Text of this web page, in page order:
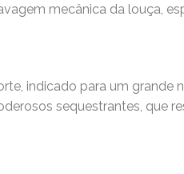
mecânica da louça,
indicado para um
sequestrantes, que